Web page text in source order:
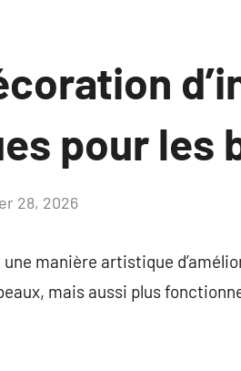
pour les
28, 2026
manière artistique
mais aussi plus